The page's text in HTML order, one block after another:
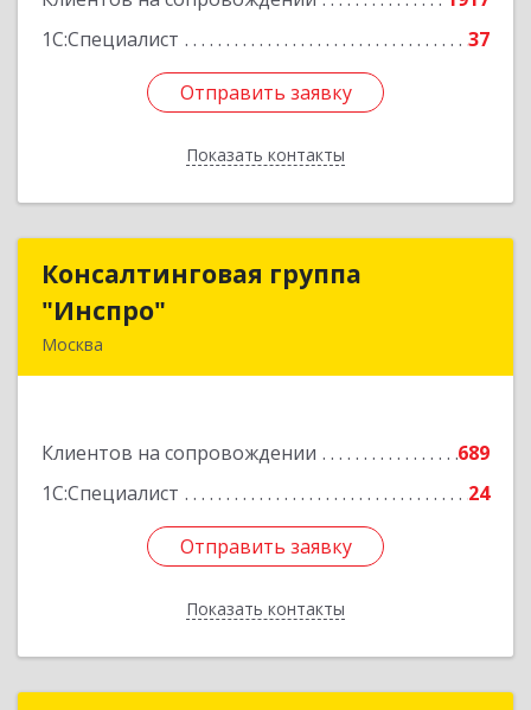
1С:Специалист
37
Отправить заявку
Показать контакты
Отправить заявку
Назад
Консалтинговая группа
"Инспро"
Москва
Клиентов на сопровождении
689
1С:Специалист
24
Отправить заявку
Показать контакты
Консалтинговая группа
Подробнее
Отправить заявку
Назад